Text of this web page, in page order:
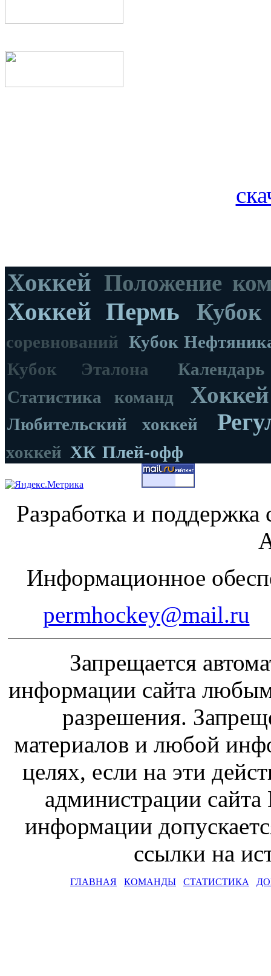
Хоккей Положение
Хоккей Пермь
соревнований Кубок
Кубок Эталона
Статистика команд
Любительский хоккей
хоккей ХК Плей-офф
Разработка и
Информационное
permhockey@mail.ru
Запрещается
информации сайта
разрешения.
материалов и любой
целях, если на эти
администрации
информации
ссылки на
ГЛАВНАЯ КОМАНДЫ СТАТИСТИКА